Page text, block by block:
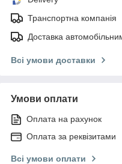
Транспортна компанія
Доставка
Всі умови доставки
Умови оплати
Оплата на рахунок
Оплата за реквізитами
Всі умови оплати